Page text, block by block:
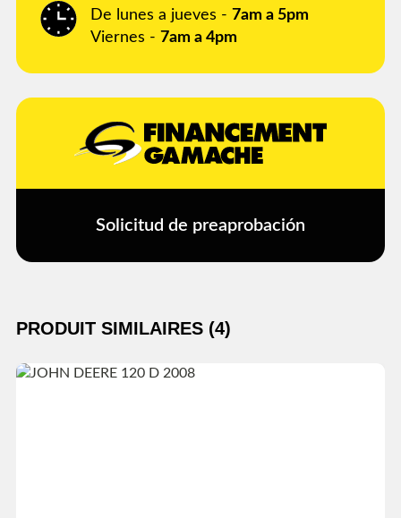
De lunes a jueves - 7am a 5pm
Viernes - 7am a 4pm
Solicitud de preaprobación
PRODUIT SIMILAIRES (4)